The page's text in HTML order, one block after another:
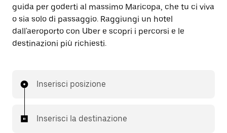
guida per goderti al massimo Maricopa, che tu ci viva
o sia solo di passaggio. Raggiungi un hotel
dall'aeroporto con Uber e scopri i percorsi e le
destinazioni più richiesti.
Inserisci posizione
Inserisci la destinazione